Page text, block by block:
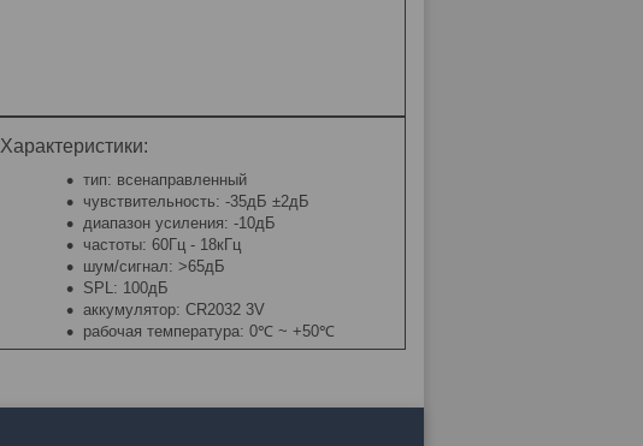
Характеристики:
тип: всенаправленный
чувствительность: -35дБ ±2дБ
диапазон усиления: -10дБ
частоты: 60Гц - 18кГц
шум/сигнал: >65дБ
SPL: 100дБ
аккумулятор: CR2032 3V
рабочая температура: 0℃ ~ +50℃